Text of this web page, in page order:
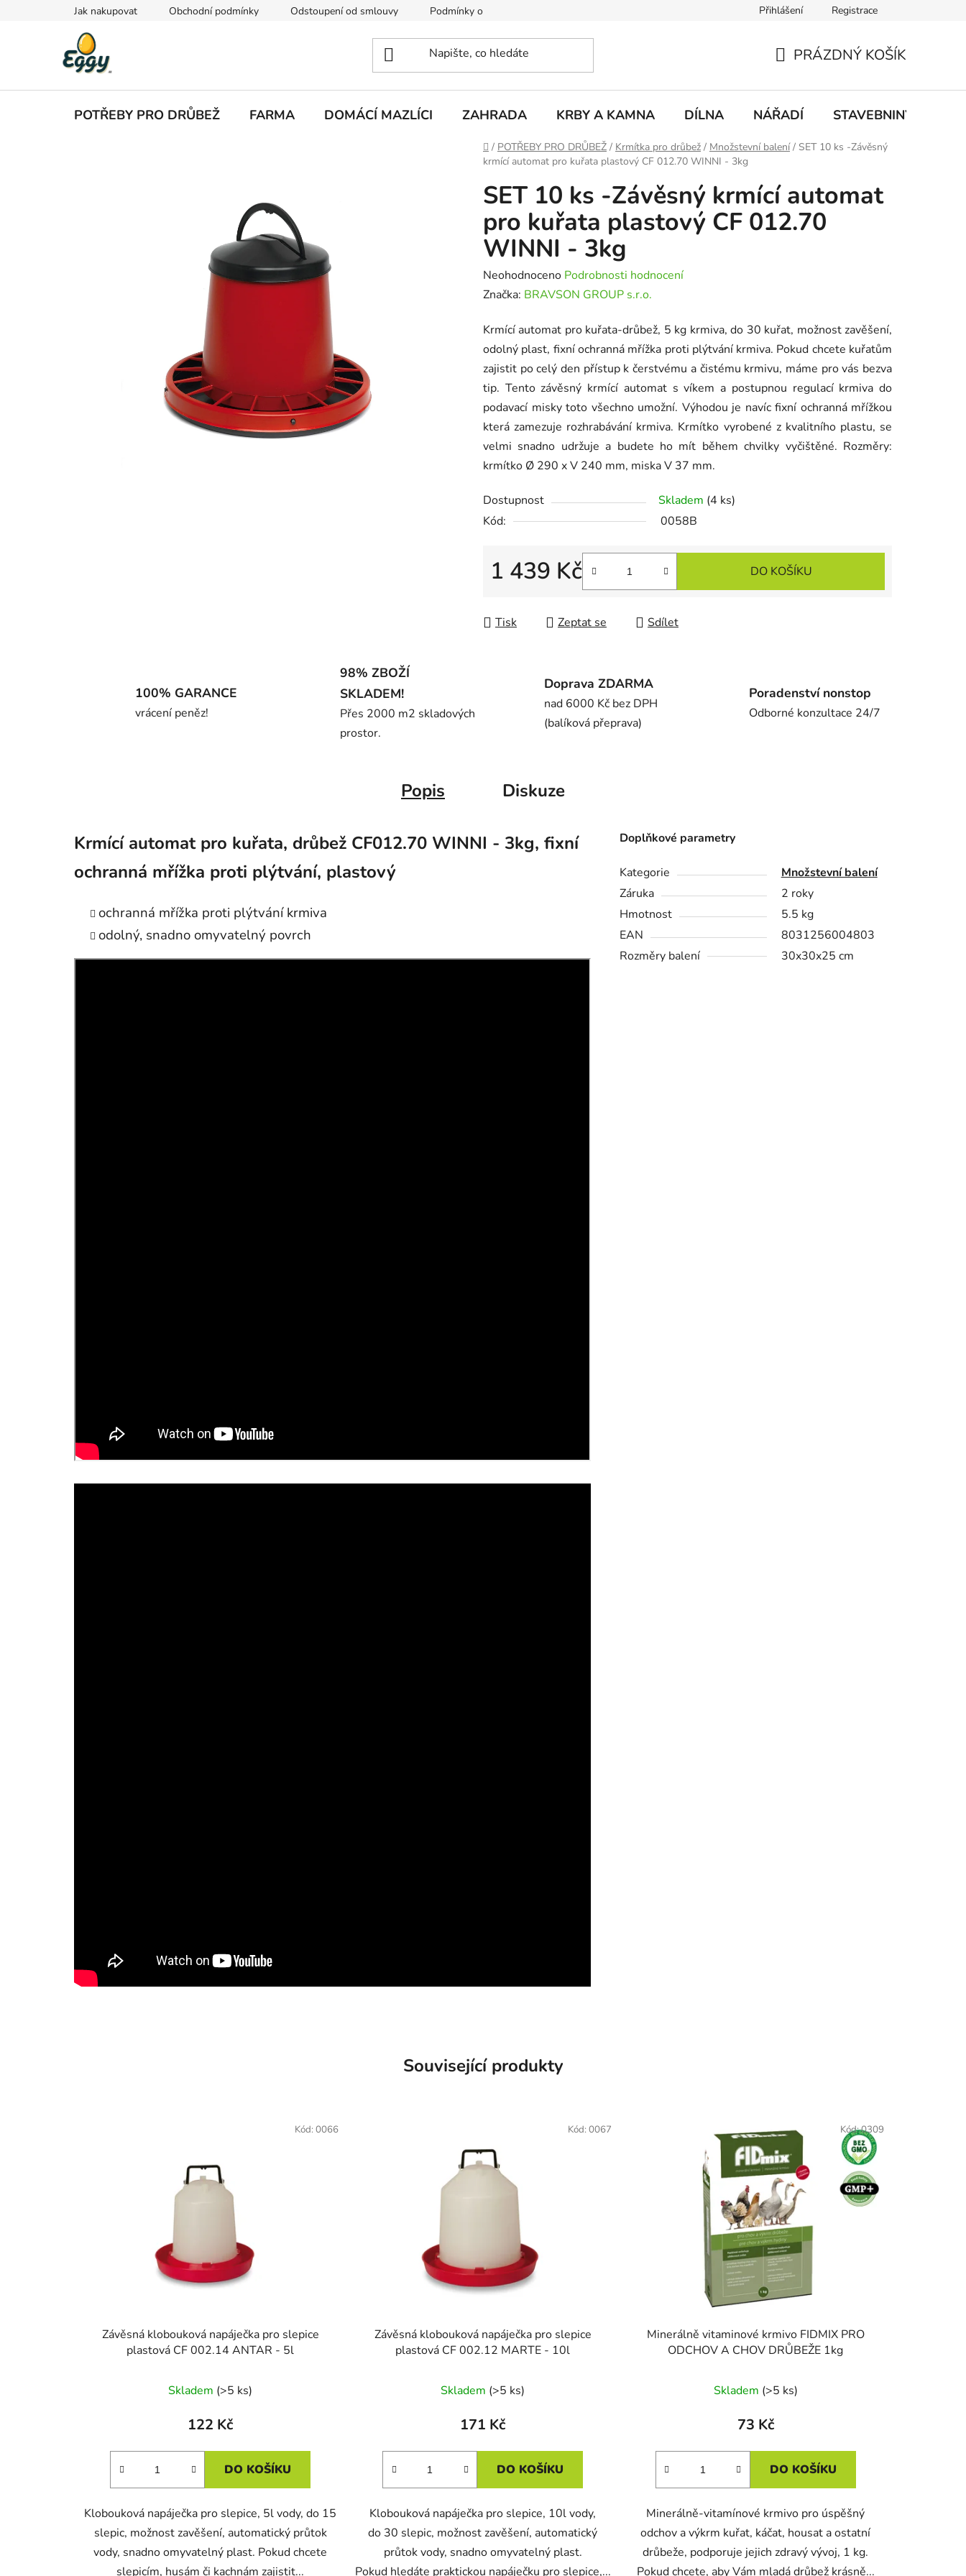
Jak nakupovat Obchodní podmínky Odstoupení od smlouvy Podmínky ochrany osobních údajů Doprava a platbaPřihlášení Registrace
KOŠÍK
PRÁZDNÝ KOŠÍK
POTŘEBY PRO DRŮBEŽ FARMA DOMÁCÍ MAZLÍCI ZAHRADA KRBY A KAMNA DÍLNA NÁŘADÍ STAVEBNINY
Domů
/ POTŘEBY PRO DRŮBEŽ / Krmítka pro drůbež / Množstevní balení / SET 10 ks -Závěsný
krmící automat pro kuřata plastový CF 012.70 WINNI - 3kg
SET 10 ks -Závěsný krmící automat
pro kuřata plastový CF 012.70
WINNI - 3kg
Průměrné
hodnocení
je
0,0
z
5
hvězdiček.
Neohodnoceno Podrobnosti hodnocení
Značka: BRAVSON GROUP s.r.o.
Krmící automat pro kuřata-drůbež, 5 kg krmiva, do 30 kuřat, možnost zavěšení,
odolný plast, fixní ochranná mřížka proti plýtvání krmiva. Pokud chcete kuřatům
zajistit po celý den přístup k čerstvému a čistému krmivu, máme pro vás bezva
tip. Tento závěsný krmící automat s víkem a postupnou regulací krmiva do
podavací misky toto všechno umožní. Výhodou je navíc fixní ochranná mřížkou
která zamezuje rozhrabávání krmiva. Krmítko vyrobené z kvalitního plastu, se
velmi snadno udržuje a budete ho mít během chvilky vyčištěné. Rozměry:
krmítko Ø 290 x V 240 mm, miska V 37 mm.
Dostupnost Skladem (4 ks)
Kód:
0058B
1 439 Kč DO KOŠÍKU
Tisk Zeptat se Sdílet
100% GARANCE
vrácení peněz!
98% ZBOŽÍ
SKLADEM!
Přes 2000 m2 skladových
prostor.
Doprava ZDARMA
nad 6000 Kč bez DPH
(balíková přeprava)
Poradenství nonstop
Odborné konzultace 24/7
Popis Diskuze
Krmící automat pro kuřata, drůbež CF012.70 WINNI - 3kg, fixní
ochranná mřížka proti plýtvání, plastový
ochranná mřížka proti plýtvání krmiva
odolný, snadno omyvatelný povrch
Doplňkové parametry
Kategorie
Množstevní balení
Záruka
2 roky
Hmotnost
5.5 kg
EAN
8031256004803
Rozměry balení
30x30x25 cm
Související produkty
Závěsná klobouková napáječka pro slepice
plastová CF 002.14 ANTAR - 5l
Skladem (>5 ks)
122 Kč
DO KOŠÍKU
Klobouková napáječka pro slepice, 5l vody, do 15
slepic, možnost zavěšení, automatický průtok
vody, snadno omyvatelný plast. Pokud chcete
slepicím, husám či kachnám zajistit...
Kód:0066
Závěsná klobouková napáječka pro slepice
plastová CF 002.12 MARTE - 10l
Skladem (>5 ks)
171 Kč
DO KOŠÍKU
Klobouková napáječka pro slepice, 10l vody,
do 30 slepic, možnost zavěšení, automatický
průtok vody, snadno omyvatelný plast.
Pokud hledáte praktickou napáječku pro slepice,...
Kód: 0067
Minerálně vitaminové krmivo FIDMIX PRO
ODCHOV A CHOV DRŮBEŽE 1kg
Skladem (>5 ks)
73 Kč
DO KOŠÍKU
Minerálně-vitamínové krmivo pro úspěšný
odchov a výkrm kuřat, káčat, housat a ostatní
drůbeže, podporuje jejich zdravý vývoj, 1 kg.
Pokud chcete, aby Vám mladá drůbež krásně...
Kód:0309